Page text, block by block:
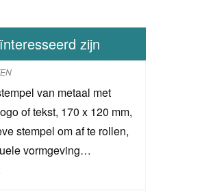
zijn
van metaal met
of tekst, 170 x 120 mm,
stempel om af te rollen,
vormgeving…